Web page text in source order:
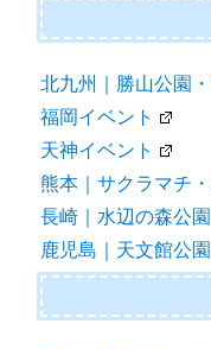
北九州｜勝山公園
福岡イベント
天神イベント
熊本｜サクラマチ
長崎｜水辺の森公
鹿児島｜天文館公